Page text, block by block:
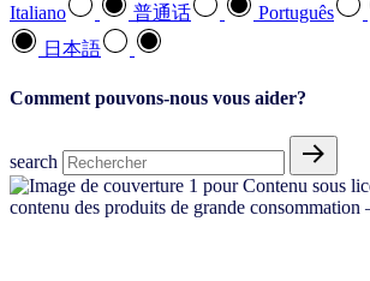
Italiano
普通话 Português
日本語
Comment pouvons-nous vous aider?
search